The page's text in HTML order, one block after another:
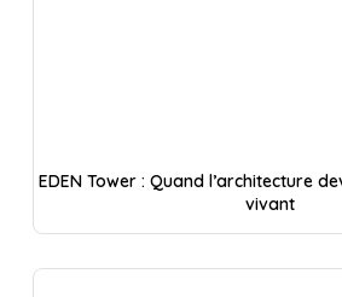
EDEN Tower : Quand l’architecture
vivant